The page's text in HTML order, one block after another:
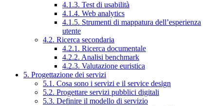
4.1.3. Test di usabilità
4.1.4. Web analytics
4.1.5. Strumenti di mappatura dell’esperienza
utente
4.2. Ricerca secondaria
4.2.1. Ricerca documentale
4.2.2. Analisi benchmark
4.2.3. Valutazione euristica
5. Progettazione dei servizi
5.1. Cosa sono i servizi e il service design
5.2. Progettare servizi pubblici digitali
5.3. Definire il modello di servizio